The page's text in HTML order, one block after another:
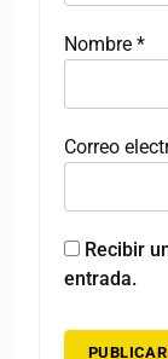
Nombre *
Correo
Recibir
entrada.